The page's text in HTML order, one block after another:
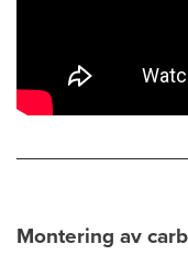
Montering av